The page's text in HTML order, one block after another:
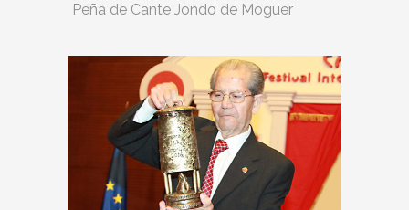
Peña de Cante Jondo de Moguer